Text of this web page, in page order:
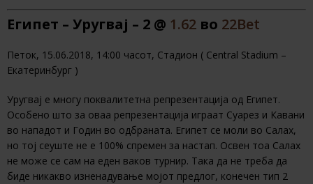
Египет – Уругвај – 2 @ 1.62 во 22Bet
Петок, 15.06.2018, 14:00 часот, Стадион ( Central Stadium –
Екатеринбург )
Уругвај е многу поквалитетна репрезентација од Египет.
Особено што за оваа репрезентација играат Суарез и Кавани
во нападот и Годин во одбраната. Египет се моли во Салах,
но тој сеуште не е 100% спремен за настап. Освен тоа Салах
не може се сам на еден ваков турнир. Така да не треба да
биде никакво изненадување мојот предлог, конечен тип 2